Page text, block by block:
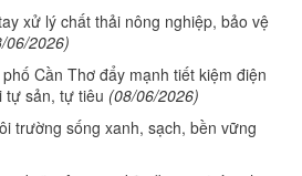
xử lý chất thải nông nghiệp, bảo vệ
06/2026)
Cần Thơ đẩy mạnh tiết kiệm điện
tự sản, tự tiêu (08/06/2026)
trường sống xanh, sạch, bền vững